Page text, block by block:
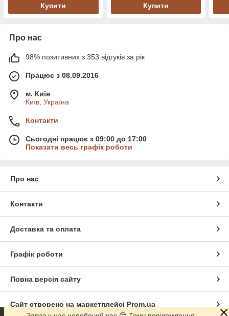
Купити Купити
Про нас
98% позитивних з 353 відгуків за рік
Працює з 08.09.2016
м. Київ
Київ, Україна
Контакти
Сьогодні працює з 09:00 до 17:00
Показати весь графік роботи
Про нас
Контакти
Доставка та оплата
Графік роботи
Повна версія сайту
Сайт створено на маркетплейсі Prom.ua